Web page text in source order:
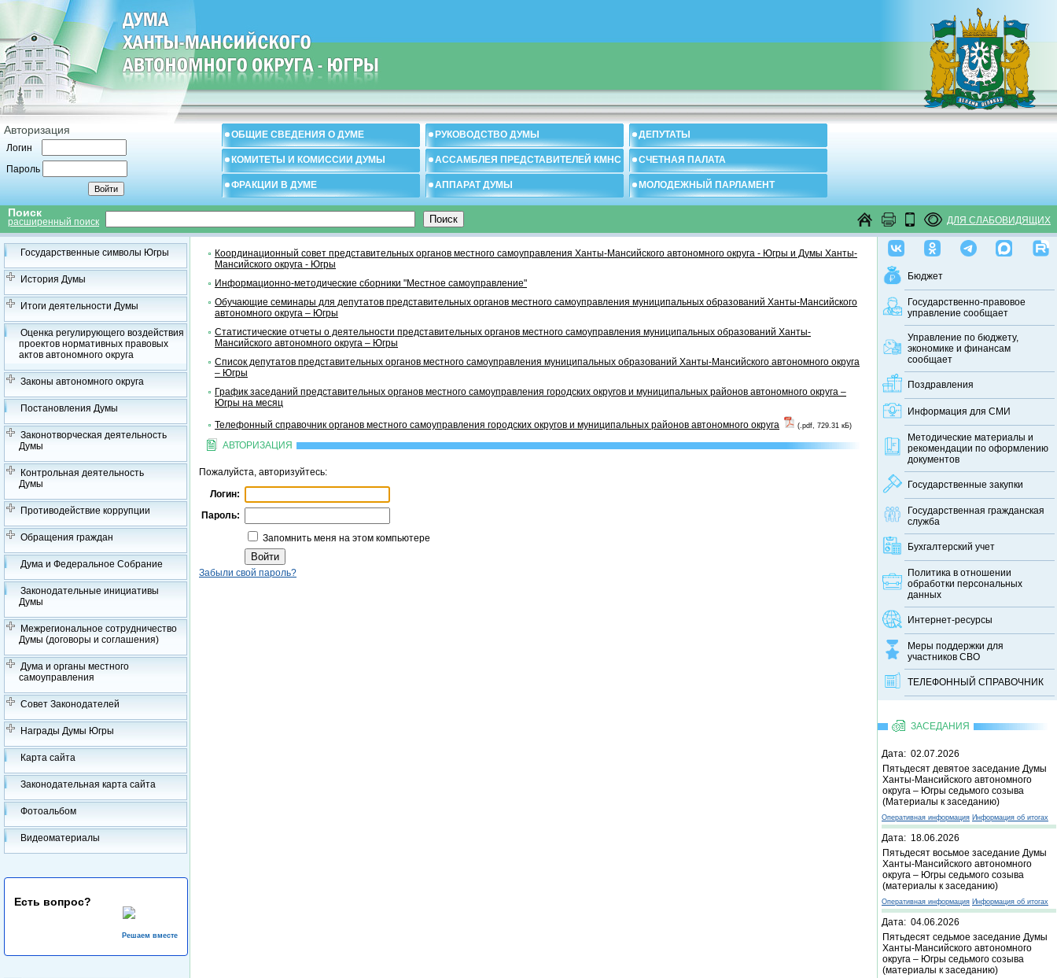
Авторизация
Логин
Пароль
ОБЩИЕ СВЕДЕНИЯ О ДУМЕ РУКОВОДСТВО ДУМЫ ДЕПУТАТЫ
КОМИТЕТЫ И КОМИССИИ ДУМЫ АССАМБЛЕЯ ПРЕДСТАВИТЕЛЕЙ КМНС СЧЕТНАЯ ПАЛАТА
ФРАКЦИИ В ДУМЕ АППАРАТ ДУМЫ МОЛОДЕЖНЫЙ ПАРЛАМЕНТ
Поиск
расширенный поиск ДЛЯ СЛАБОВИДЯЩИХ
Государственные символы Югры
История Думы
Итоги деятельности Думы
Оценка регулирующего воздействия
проектов нормативных правовых
актов автономного округа
Законы автономного округа
Постановления Думы
Законотворческая деятельность
Думы
Контрольная деятельность
Думы
Противодействие коррупции
Обращения граждан
Дума и Федеральное Собрание
Законодательные инициативы
Думы
Межрегиональное сотрудничество
Думы (договоры и соглашения)
Дума и органы местного
самоуправления
Совет Законодателей
Награды Думы Югры
Карта сайта
Законодательная карта сайта
Фотоальбом
Видеоматериалы
Есть вопрос?
Решаем вместе
Бюджет
Государственно-правовое
управление сообщает
Управление по бюджету,
экономике и финансам
сообщает
Поздравления
Информация для СМИ
Методические материалы и
рекомендации по оформлению
документов
Государственные закупки
Государственная гражданская
служба
Бухгалтерский учет
Политика в отношении
обработки персональных
данных
Интернет-ресурсы
Меры поддержки для
участников СВО
ТЕЛЕФОННЫЙ CПРАВОЧНИК
ЗАСЕДАНИЯ
Дата: 02.07.2026
Пятьдесят девятое заседание Думы
Ханты-Мансийского автономного
округа – Югры седьмого созыва
(Материалы к заседанию)
Оперативная информация Информация об итогах
Дата: 18.06.2026
Пятьдесят восьмое заседание Думы
Ханты-Мансийского автономного
округа – Югры седьмого созыва
(материалы к заседанию)
Оперативная информация Информация об итогах
Дата: 04.06.2026
Пятьдесят седьмое заседание Думы
Ханты-Мансийского автономного
округа – Югры седьмого созыва
(материалы к заседанию)
Координационный совет представительных органов местного самоуправления Ханты-Мансийского автономного округа - Югры и Думы Ханты-
Мансийского округа - Югры
Информационно-методические сборники "Местное самоуправление"
Обучающие семинары для депутатов представительных органов местного самоуправления муниципальных образований Ханты-Мансийского
автономного округа – Югры
Статистические отчеты о деятельности представительных органов местного самоуправления муниципальных образований Ханты-
Мансийского автономного округа – Югры
Список депутатов представительных органов местного самоуправления муниципальных образований Ханты-Мансийского автономного округа
– Югры
График заседаний представительных органов местного самоуправления городских округов и муниципальных районов автономного округа –
Югры на месяц
Телефонный справочник органов местного самоуправления городских округов и муниципальных районов автономного округа
(.pdf, 729.31 кБ)
АВТОРИЗАЦИЯ
Пожалуйста, авторизуйтесь:
Логин:
Пароль:
Запомнить меня на этом компьютере
Забыли свой пароль?